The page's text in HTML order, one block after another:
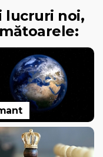
lucruri noi,